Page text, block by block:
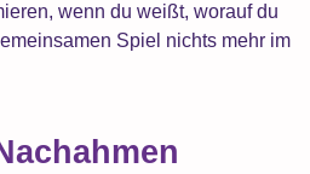
wenn du weißt, worauf du
Spiel nichts mehr im